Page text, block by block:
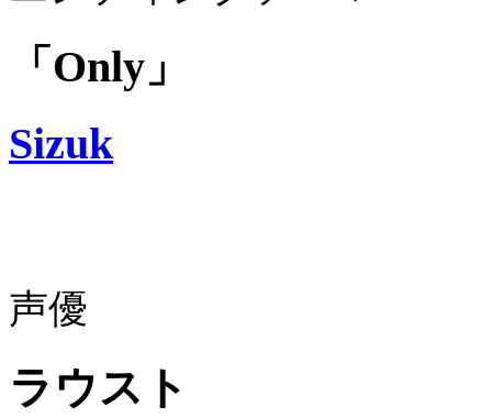
「Only」
Sizuk
声優
ラウスト